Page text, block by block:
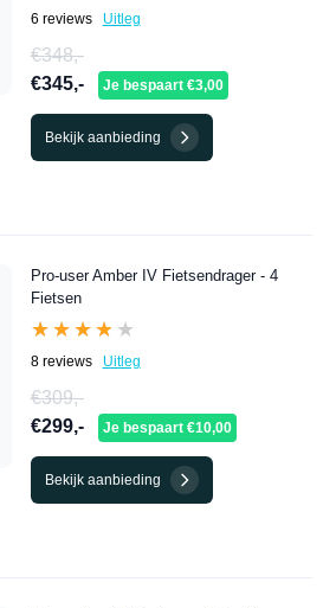
6 reviews Uitleg
€348,-
€345,-
Je bespaart €3,00
Bekijk aanbieding
Pro-user Amber IV Fietsendrager - 4
Fietsen
★★★★★
★★★★★
8 reviews Uitleg
€309,-
€299,-
Je bespaart €10,00
Bekijk aanbieding